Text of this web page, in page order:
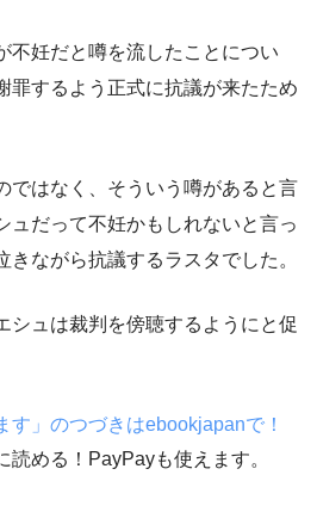
不妊だと噂を流したことについ
罪するよう正式に抗議が来たため
ではなく、そういう噂があると言
ュだって不妊かもしれないと言っ
きながら抗議するラスタでした。
シュは裁判を傍聴するようにと促
」のつづきはebookjapanで！
める！PayPayも使えます。